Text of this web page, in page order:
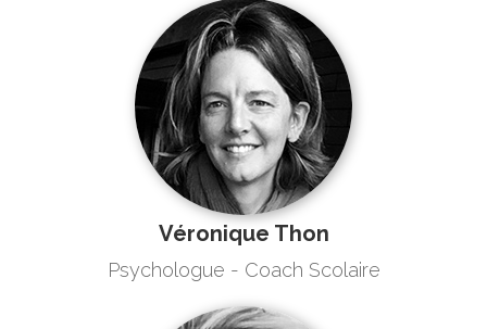
Véronique Thon
Psychologue - Coach Scolaire